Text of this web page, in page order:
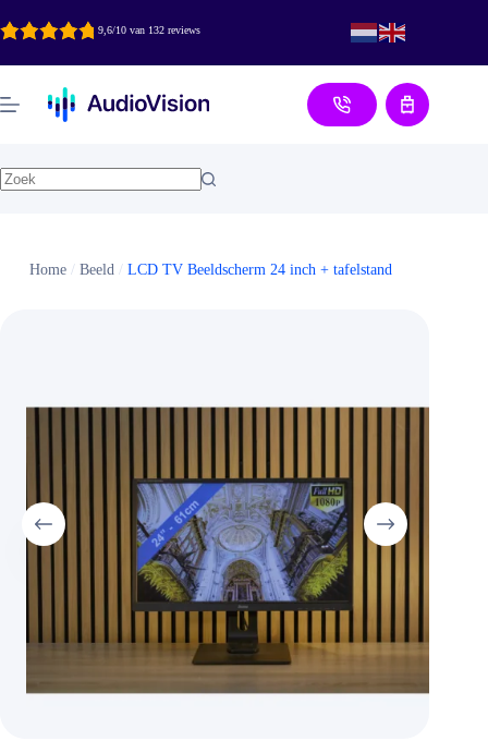
naar
inhoud
9,6/10 van 132 reviews
Aanvraag
Home/ Beeld/ LCD TV Beeldscherm 24 inch + tafelstand